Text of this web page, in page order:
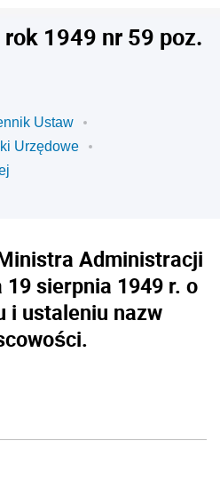
1949 nr 59 poz.
Ustaw
Urzędowe
Administracji
sierpnia 1949 r. o
i ustaleniu nazw